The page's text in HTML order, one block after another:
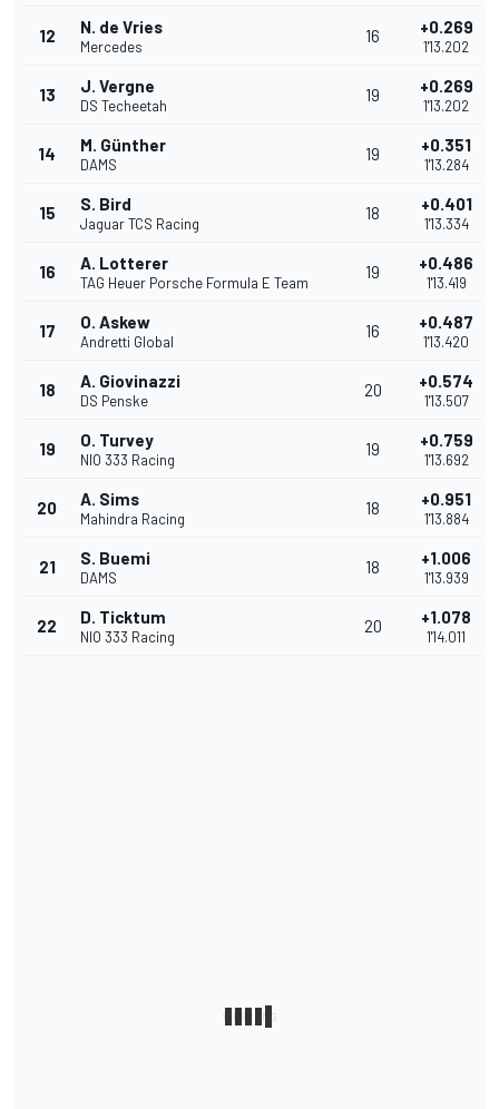
12 N. de Vries
Mercedes
16 +0.269
1'13.202
13 J. Vergne
DS Techeetah
19 +0.269
1'13.202
14 M. Günther
DAMS
19 +0.351
1'13.284
15 S. Bird
Jaguar TCS Racing
18 +0.401
1'13.334
16 A. Lotterer
TAG Heuer Porsche Formula E Team
19 +0.486
1'13.419
17 O. Askew
Andretti Global
16 +0.487
1'13.420
18 A. Giovinazzi
DS Penske
20 +0.574
1'13.507
19 O. Turvey
NIO 333 Racing
19 +0.759
1'13.692
20 A. Sims
Mahindra Racing
18 +0.951
1'13.884
21 S. Buemi
DAMS
18 +1.006
1'13.939
22 D. Ticktum
NIO 333 Racing
20 +1.078
1'14.011